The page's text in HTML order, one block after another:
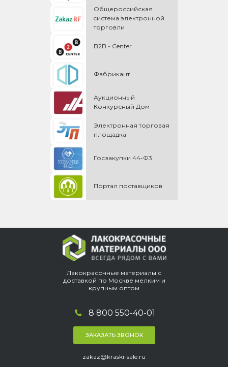
Общероссийская
cистема электронной
торговли
B2B - Center
Фабрикант
Аукционный
Конкурсный Дом
Электронная торговая
площадка
Госзакупки 44-Ф3
Портал поставщиков
Лакокрасочные материалы с
доставкой по Москве мелким и
крупным оптом
8 800 550-40-01
ЗАКАЗАТЬ ЗВОНОК
zakaz@kraski-sale.ru